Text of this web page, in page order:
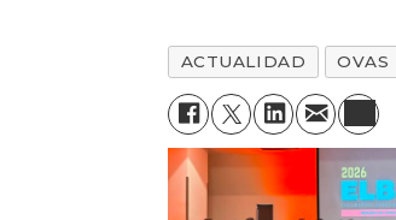
ACTUALIDAD OVAS